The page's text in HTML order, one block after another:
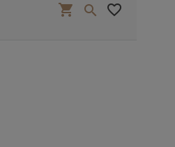
shopping_cart  favorite_border